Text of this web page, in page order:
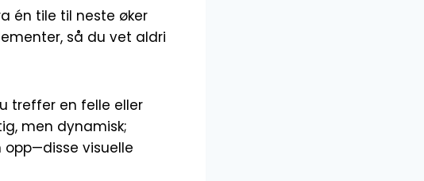
én tile til neste øker
så du vet aldri
treffer en felle eller
men dynamisk;
opp—disse visuelle